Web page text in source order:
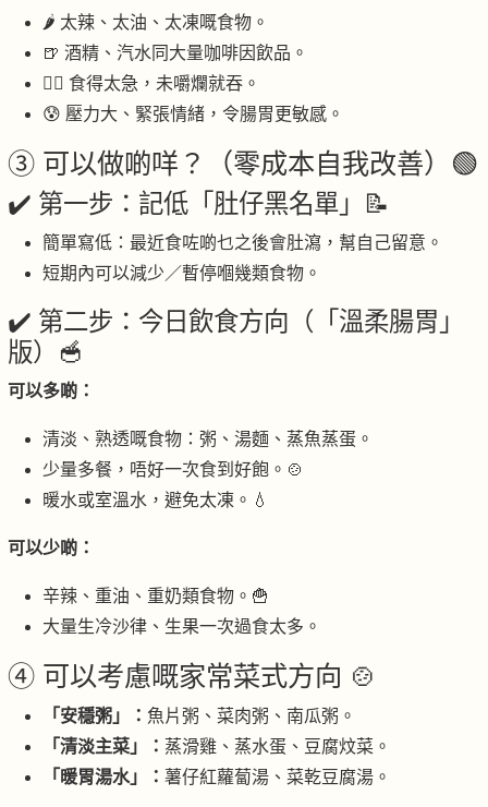
🌶 太辣、太油、太凍嘅食物。
🍺 酒精、汽水同大量咖啡因飲品。
🏃‍♂️ 食得太急，未嚼爛就吞。
😰 壓力大、緊張情緒，令腸胃更敏感。
③ 可以做啲咩？（零成本自我改善）🟢
✔️ 第一步：記低「肚仔黑名單」📝
簡單寫低：最近食咗啲乜之後會肚瀉，幫自己留意。
短期內可以減少／暫停嗰幾類食物。
✔️ 第二步：今日飲食方向（「溫柔腸胃」
版）🥣
可以多啲：
清淡、熟透嘅食物：粥、湯麵、蒸魚蒸蛋。
少量多餐，唔好一次食到好飽。🍲
暖水或室溫水，避免太凍。💧
可以少啲：
辛辣、重油、重奶類食物。🍟
大量生冷沙律、生果一次過食太多。
④ 可以考慮嘅家常菜式方向 🍲
「安穩粥」： 魚片粥、菜肉粥、南瓜粥。
「清淡主菜」： 蒸滑雞、蒸水蛋、豆腐炆菜。
「暖胃湯水」： 薯仔紅蘿蔔湯、菜乾豆腐湯。